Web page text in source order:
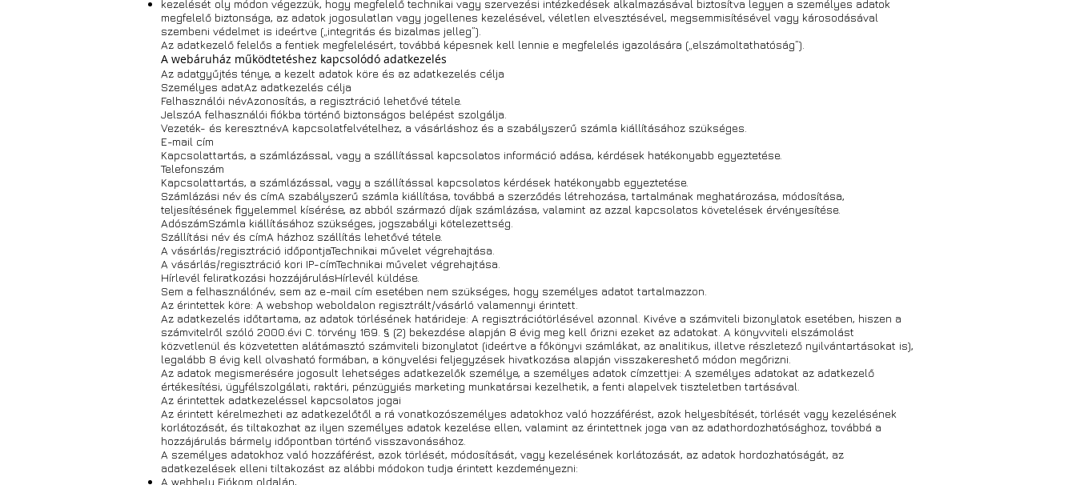
kezelését oly módon végezzük, hogy megfelelő technikai vagy szervezési intézkedések alkalmazásával biztosítva legyen a személyes adatok
megfelelő biztonsága, az adatok jogosulatlan vagy jogellenes kezelésével, véletlen elvesztésével, megsemmisítésével vagy károsodásával
szembeni védelmet is ideértve („integritás és bizalmas jelleg”).
Az adatkezelő felelős a fentiek megfelelésért, továbbá képesnek kell lennie e megfelelés igazolására („elszámoltathatóság”).
A webáruház működtetéshez kapcsolódó adatkezelés
Az adatgyűjtés ténye, a kezelt adatok köre és az adatkezelés célja
Személyes adatAz adatkezelés célja
Felhasználói névAzonosítás, a regisztráció lehetővé tétele.
JelszóA felhasználói fiókba történő biztonságos belépést szolgálja.
Vezeték- és keresztnévA kapcsolatfelvételhez, a vásárláshoz és a szabályszerű számla kiállításához szükséges.
E-mail cím
Kapcsolattartás, a számlázással, vagy a szállítással kapcsolatos információ adása, kérdések hatékonyabb egyeztetése.
Telefonszám
Kapcsolattartás, a számlázással, vagy a szállítással kapcsolatos kérdések hatékonyabb egyeztetése.
Számlázási név és címA szabályszerű számla kiállítása, továbbá a szerződés létrehozása, tartalmának meghatározása, módosítása,
teljesítésének figyelemmel kísérése, az abból származó díjak számlázása, valamint az azzal kapcsolatos követelések érvényesítése.
AdószámSzámla kiállításához szükséges, jogszabályi kötelezettség.
Szállítási név és címA házhoz szállítás lehetővé tétele.
A vásárlás/regisztráció időpontjaTechnikai művelet végrehajtása.
A vásárlás/regisztráció kori IP-címTechnikai művelet végrehajtása.
Hírlevél feliratkozási hozzájárulásHírlevél küldése.
Sem a felhasználónév, sem az e-mail cím esetében nem szükséges, hogy személyes adatot tartalmazzon.
Az érintettek köre: A webshop weboldalon regisztrált/vásárló valamennyi érintett.
Az adatkezelés időtartama, az adatok törlésének határideje: A regisztrációtörlésével azonnal. Kivéve a számviteli bizonylatok esetében, hiszen a
számvitelről szóló 2000.évi C. törvény 169. § (2) bekezdése alapján 8 évig meg kell őrizni ezeket az adatokat. A könyvviteli elszámolást
közvetlenül és közvetetten alátámasztó számviteli bizonylatot (ideértve a főkönyvi számlákat, az analitikus, illetve részletező nyilvántartásokat is),
legalább 8 évig kell olvasható formában, a könyvelési feljegyzések hivatkozása alapján visszakereshető módon megőrizni.
Az adatok megismerésére jogosult lehetséges adatkezelők személye, a személyes adatok címzettjei: A személyes adatokat az adatkezelő
értékesítési, ügyfélszolgálati, raktári, pénzügyiés marketing munkatársai kezelhetik, a fenti alapelvek tiszteletben tartásával.
Az érintettek adatkezeléssel kapcsolatos jogai
Az érintett kérelmezheti az adatkezelőtől a rá vonatkozószemélyes adatokhoz való hozzáférést, azok helyesbítését, törlését vagy kezelésének
korlátozását, és tiltakozhat az ilyen személyes adatok kezelése ellen, valamint az érintettnek joga van az adathordozhatósághoz, továbbá a
hozzájárulás bármely időpontban történő visszavonásához.
A személyes adatokhoz való hozzáférést, azok törlését, módosítását, vagy kezelésének korlátozását, az adatok hordozhatóságát, az
adatkezelések elleni tiltakozást az alábbi módokon tudja érintett kezdeményezni:
A webhely Fiókom oldalán,